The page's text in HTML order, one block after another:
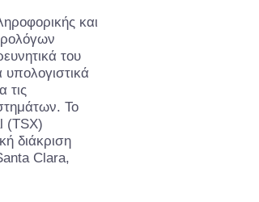
και
του
υπολογιστικά
τις
Το
(TSX)
διάκριση
Clara,